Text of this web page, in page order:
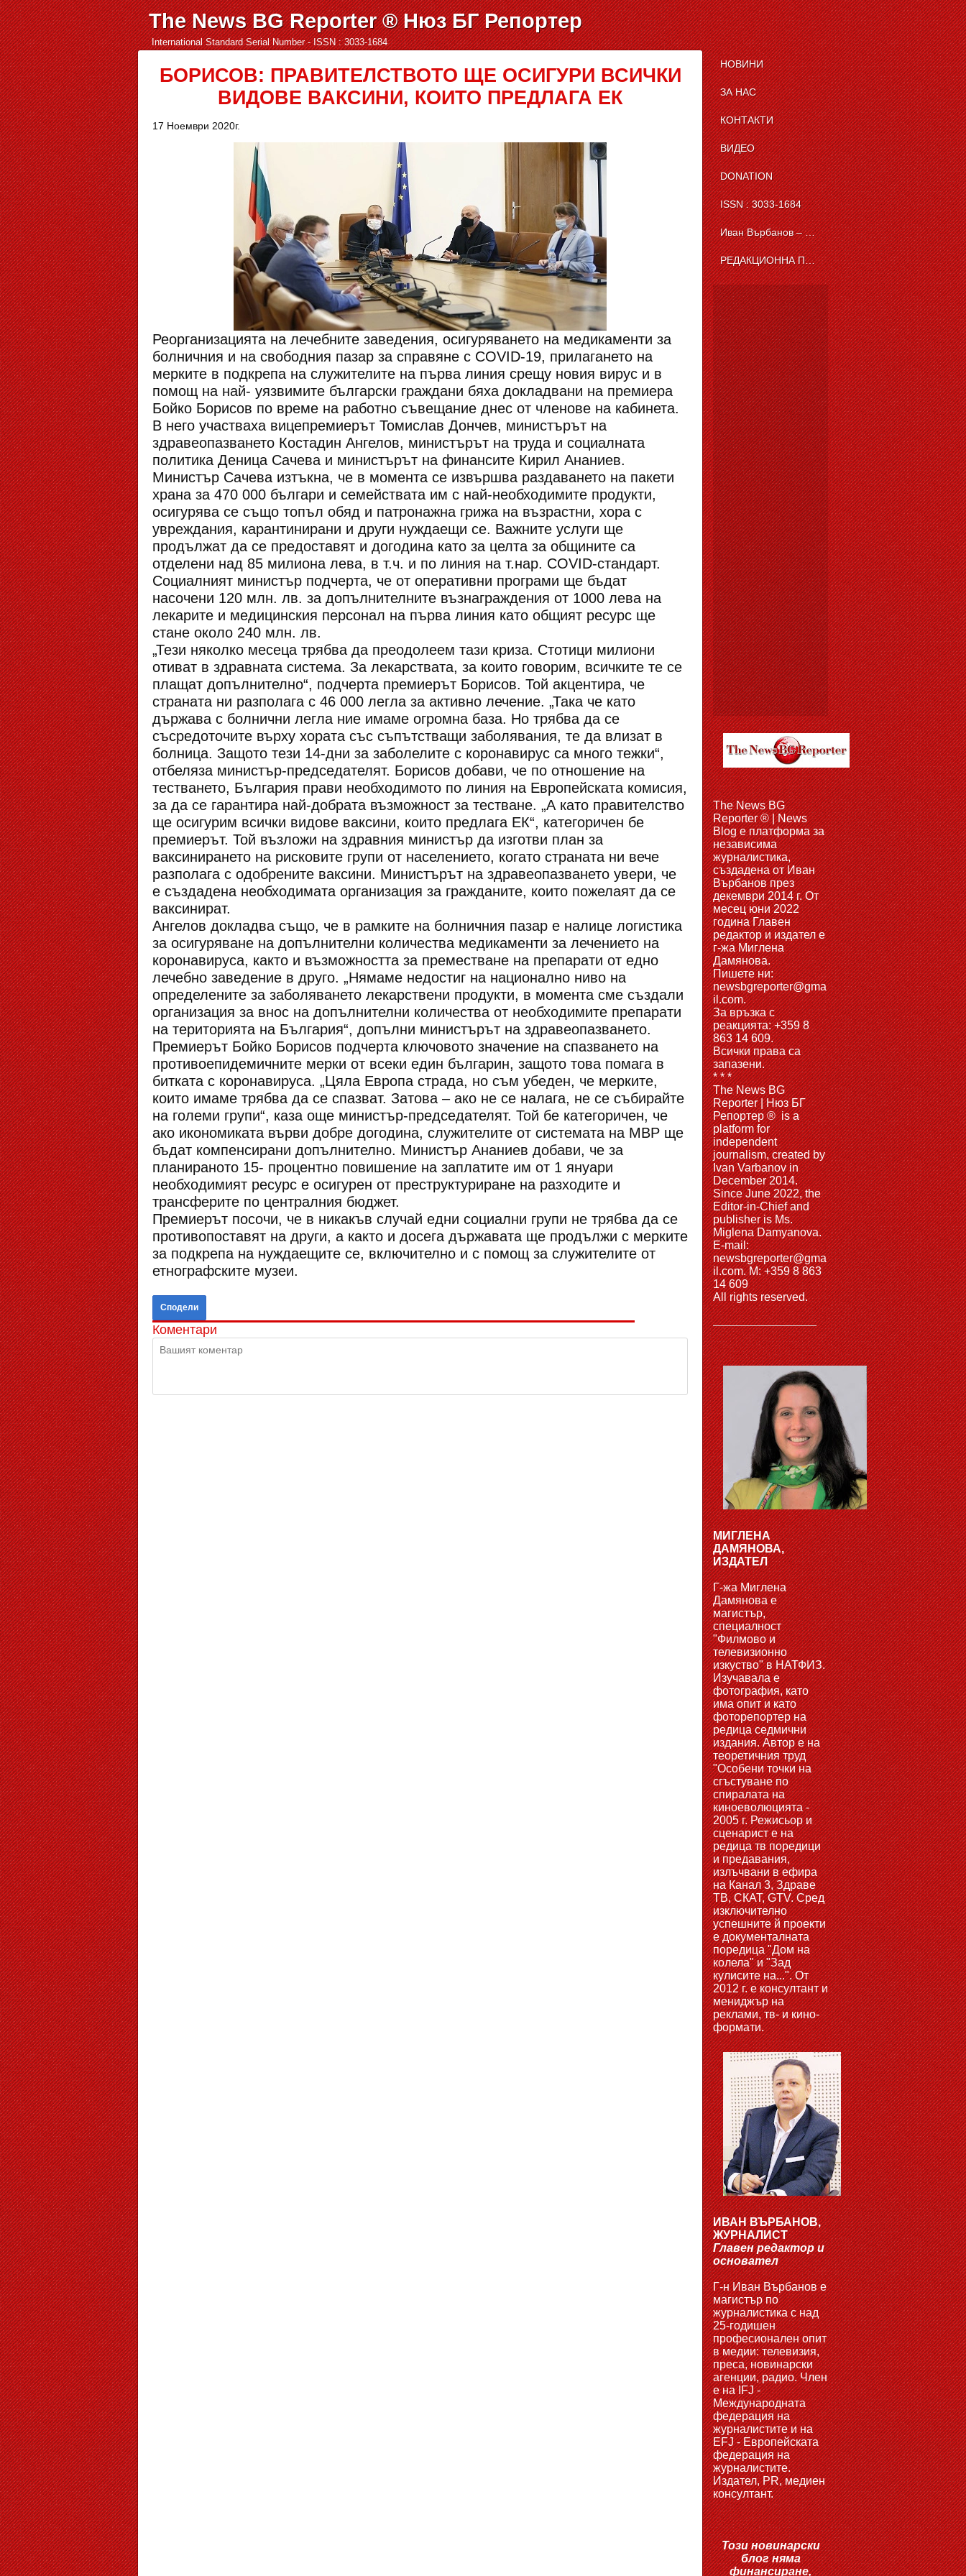
International Standard Serial Number - ISSN : 3033-1684
The News BG Reporter ® Нюз БГ Репортер
БОРИСОВ: ПРАВИТЕЛСТВОТО ЩЕ ОСИГУРИ ВСИЧКИ
ВИДОВЕ ВАКСИНИ, КОИТО ПРЕДЛАГА ЕК
17 Ноември 2020г.
Реорганизацията на лечебните заведения, осигуряването на медикаменти за
болничния и на свободния пазар за справяне с COVID-19, прилагането на
мерките в подкрепа на служителите на първа линия срещу новия вирус и в
помощ на най- уязвимите български граждани бяха докладвани на премиера
Бойко Борисов по време на работно съвещание днес от членове на кабинета.
В него участваха вицепремиерът Томислав Дончев, министърът на
здравеопазването Костадин Ангелов, министърът на труда и социалната
политика Деница Сачева и министърът на финансите Кирил Ананиев.
Министър Сачева изтъкна, че в момента се извършва раздаването на пакети
храна за 470 000 българи и семействата им с най-необходимите продукти,
осигурява се също топъл обяд и патронажна грижа на възрастни, хора с
увреждания, карантинирани и други нуждаещи се. Важните услуги ще
продължат да се предоставят и догодина като за целта за общините са
отделени над 85 милиона лева, в т.ч. и по линия на т.нар. COVID-стандарт.
Социалният министър подчерта, че от оперативни програми ще бъдат
насочени 120 млн. лв. за допълнителните възнаграждения от 1000 лева на
лекарите и медицинския персонал на първа линия като общият ресурс ще
стане около 240 млн. лв.
„Тези няколко месеца трябва да преодолеем тази криза. Стотици милиони
отиват в здравната система. За лекарствата, за които говорим, всичките те се
плащат допълнително“, подчерта премиерът Борисов. Той акцентира, че
страната ни разполага с 46 000 легла за активно лечение. „Така че като
държава с болнични легла ние имаме огромна база. Но трябва да се
съсредоточите върху хората със съпътстващи заболявания, те да влизат в
болница. Защото тези 14-дни за заболелите с коронавирус са много тежки“,
отбеляза министър-председателят. Борисов добави, че по отношение на
тестването, България прави необходимото по линия на Европейската комисия,
за да се гарантира най-добрата възможност за тестване. „А като правителство
ще осигурим всички видове ваксини, които предлага ЕК“, категоричен бе
премиерът. Той възложи на здравния министър да изготви план за
ваксинирането на рисковите групи от населението, когато страната ни вече
разполага с одобрените ваксини. Министърът на здравеопазването увери, че
е създадена необходимата организация за гражданите, които пожелаят да се
ваксинират.
Ангелов докладва също, че в рамките на болничния пазар е налице логистика
за осигуряване на допълнителни количества медикаменти за лечението на
коронавируса, както и възможността за преместване на препарати от едно
лечебно заведение в друго. „Нямаме недостиг на национално ниво на
определените за заболяването лекарствени продукти, в момента сме създали
организация за внос на допълнителни количества от необходимите препарати
на територията на България“, допълни министърът на здравеопазването.
Премиерът Бойко Борисов подчерта ключовото значение на спазването на
противоепидемичните мерки от всеки един българин, защото това помага в
битката с коронавируса. „Цяла Европа страда, но съм убеден, че мерките,
които имаме трябва да се спазват. Затова – ако не се налага, не се събирайте
на големи групи“, каза още министър-председателят. Той бе категоричен, че
ако икономиката върви добре догодина, служителите от системата на МВР ще
бъдат компенсирани допълнително. Министър Ананиев добави, че за
планираното 15- процентно повишение на заплатите им от 1 януари
необходимият ресурс е осигурен от преструктуриране на разходите и
трансферите по централния бюджет.
Премиерът посочи, че в никакъв случай едни социални групи не трябва да се
противопоставят на други, а както и досега държавата ще продължи с мерките
за подкрепа на нуждаещите се, включително и с помощ за служителите от
етнографските музеи.
Сподели
Коментари
НОВИНИ
ЗА НАС
КОНТАКТИ
ВИДЕО
DONATION
ISSN : 3033-1684
Иван Върбанов – журналист | The News BG Reporter
РЕДАКЦИОННА ПОЛИТИКА НА THE NEWS BG REPORTER
The News BG
Reporter ® | News
Blog e платформа за
независима
журналистика,
създадена от Иван
Върбанов през
декември 2014 г. От
месец юни 2022
година Главен
редактор и издател е
г-жа Миглена
Дамянова.
Пишете ни:
newsbgreporter@gma
il.com.
За връзка с
реакцията: +359 8
863 14 609.
Всички права са
запазени.
* * *
The News BG
Reporter | Нюз БГ
Репортер ® is a
platform for
independent
journalism, created by
Ivan Varbanov in
December 2014.
Since June 2022, the
Editor-in-Chief and
publisher is Ms.
Miglena Damyanova.
Е-mail:
newsbgreporter@gma
il.com. M: +359 8 863
14 609
All rights reserved.
МИГЛЕНА
ДАМЯНОВА,
ИЗДАТЕЛ
Г-жа Миглена
Дамянова е
магистър,
специалност
"Филмово и
телевизионно
изкуство" в НАТФИЗ.
Изучавала е
фотография, като
има опит и като
фоторепортер на
редица седмични
издания. Автор е на
теоретичния труд
"Особени точки на
сгъстуване по
спиралата на
киноеволюцията -
2005 г. Режисьор и
сценарист е на
редица тв поредици
и предавания,
излъчвани в ефира
на Канал 3, Здраве
ТВ, СКАТ, GTV. Сред
изключително
успешните й проекти
е документалната
поредица "Дом на
колела" и "Зад
кулисите на...". От
2012 г. е консултант и
мениджър на
реклами, тв- и кино-
формати.
ИВАН ВЪРБАНОВ,
ЖУРНАЛИСТ
Главен редактор и
основател
Г-н Иван Върбанов е
магистър по
журналистика с над
25-годишен
професионален опит
в медии: телевизия,
преса, новинарски
агенции, радио. Член
е на IFJ -
Международната
федерация на
журналистите и на
EFJ - Европейската
федерация на
журналистите.
Издател, PR, медиен
консултант.
Този новинарски
блог няма
финансиране,